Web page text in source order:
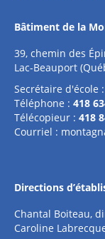
Bâtiment de la
39, chemin des
Lac-Beauport
Secrétaire d'école
Téléphone : 418
Télécopieur : 418
Courriel :
Directions
Chantal Boiteau,
Caroline